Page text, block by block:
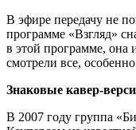
В эфире передачу не
программе «Взгляд»
в этой программе, она
смотрели все,
Знаковые кавер-
В 2007 году группа